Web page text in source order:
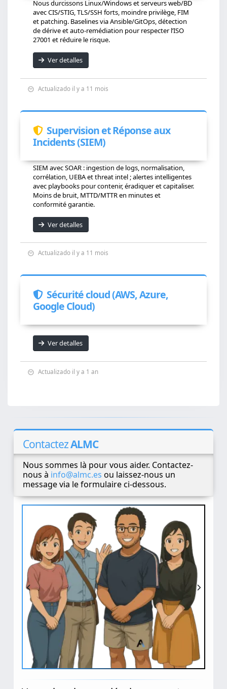
Nous durcissons Linux/Windows et serveurs web/BD
avec CIS/STIG, TLS/SSH forts, moindre privilège, FIM
et patching. Baselines via Ansible/GitOps, détection
de dérive et auto-remédiation pour respecter l’ISO
27001 et réduire le risque.
Ver detalles
Actualizado il y a 11 mois
Supervision et Réponse aux
Incidents (SIEM)
SIEM avec SOAR : ingestion de logs, normalisation,
corrélation, UEBA et threat intel ; alertes intelligentes
avec playbooks pour contenir, éradiquer et capitaliser.
Moins de bruit, MTTD/MTTR en minutes et
conformité garantie.
Ver detalles
Actualizado il y a 11 mois
Sécurité cloud (AWS, Azure,
Google Cloud)
Ver detalles
Actualizado il y a 1 an
ContactezALMC
Nous sommes là pour vous aider. Contactez-
nous à info@almc.es ou laissez-nous un
message via le formulaire ci-dessous.